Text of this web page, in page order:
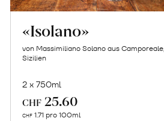
«Isolano»
von Massimiliano Solano aus Camporeale,
Sizilien
2 x 750ml
CHF 25.60
CHF 1.71 pro 100ml